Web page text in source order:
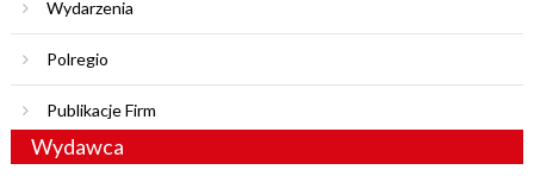
Wydarzenia
Polregio
Publikacje Firm
Wydawca